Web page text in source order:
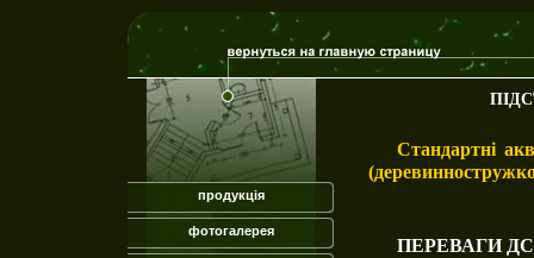
продукція
фотогалерея
Стандартні
ПЕРЕВАГИ